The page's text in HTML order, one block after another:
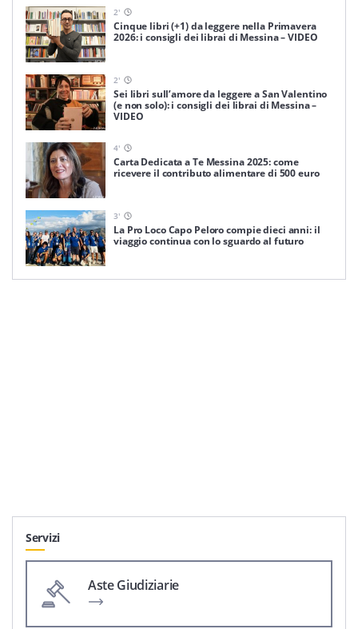
2'
Cinque libri (+1) da leggere nella Primavera
2026: i consigli dei librai di Messina – VIDEO
2'
Sei libri sull’amore da leggere a San Valentino
(e non solo): i consigli dei librai di Messina –
VIDEO
4'
Carta Dedicata a Te Messina 2025: come
ricevere il contributo alimentare di 500 euro
3'
La Pro Loco Capo Peloro compie dieci anni: il
viaggio continua con lo sguardo al futuro
Servizi
Aste Giudiziarie